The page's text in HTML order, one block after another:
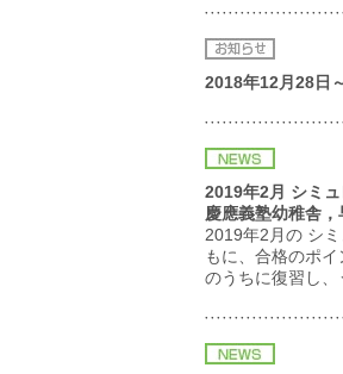
2018年12月28日
2019年2月 シミ
慶應義塾幼稚舎
2019年2月の シ
もに、合格のポ
のうちに復習し、